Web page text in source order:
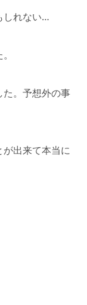
しれない…
。予想外の事
出来て本当に